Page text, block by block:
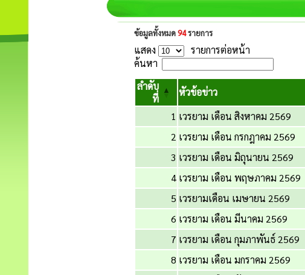
ข้อมูลทั้งหมด94รายการ
แสดง
รายการต่อหน้า
ค้นหา
ลำดับ
ที่
หัวข้อข่าว
1 เวรยาม เดือน สิงหาคม 2569
2 เวรยาม เดือน กรกฎาคม 2569
3 เวรยาม เดือน มิถุนายน 2569
4 เวรยาม เดือน พฤษภาคม 2569
5 เวรยามเดือน เมษายน 2569
6 เวรยาม เดือน มีนาคม 2569
7 เวรยาม เดือน กุมภาพันธ์ 2569
8 เวรยาม เดือน มกราคม 2569